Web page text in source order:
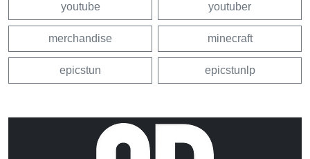
youtube youtuber
merchandise minecraft
epicstun epicstunlp